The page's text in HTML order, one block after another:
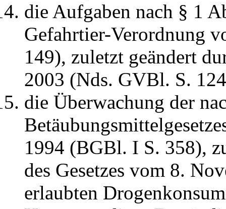
die Aufgaben nach § 1
Gefahrtier-Verordnung
149), zuletzt geändert
2003 (Nds. GVBl. S.
die Überwachung der
1994 (BGBl. I S. 358),
des Gesetzes vom 8.
erlaubten